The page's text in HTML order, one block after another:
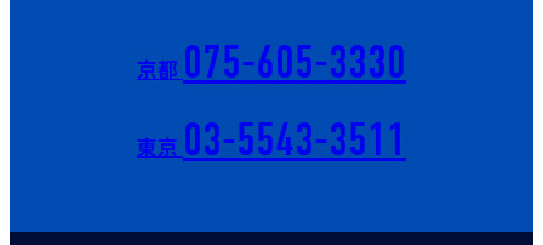
京都 075-605-3330
東京 03-5543-3511